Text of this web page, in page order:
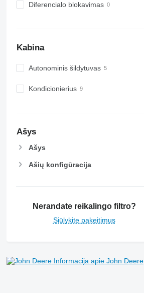
Diferencialo blokavimas
Kabina
Autonominis šildytuvas
Kondicionierius
Ašys
Ašys
Ašių konfigūracija
Nerandate reikalingo filtro?
Siūlykite pakeitimus
Informacija apie John Deere